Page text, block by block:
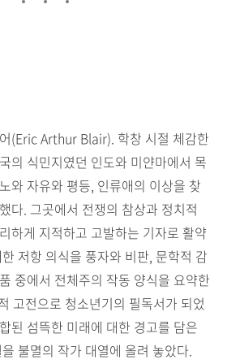
(Eric Arthur Blair). 학창 시절 체감한
의 식민지였던 인도와 미얀마에서 목
와 자유와 평등, 인류애의 이상을 찾
다. 그곳에서 전쟁의 참상과 정치적
하게 지적하고 고발하는 기자로 활약
저항 의식을 풍자와 비판, 문학적 감
중에서 전체주의 작동 양식을 요약한
고전으로 청소년기의 필독서가 되었
된 섬뜩한 미래에 대한 경고를 담은
불멸의 작가 대열에 올려 놓았다.